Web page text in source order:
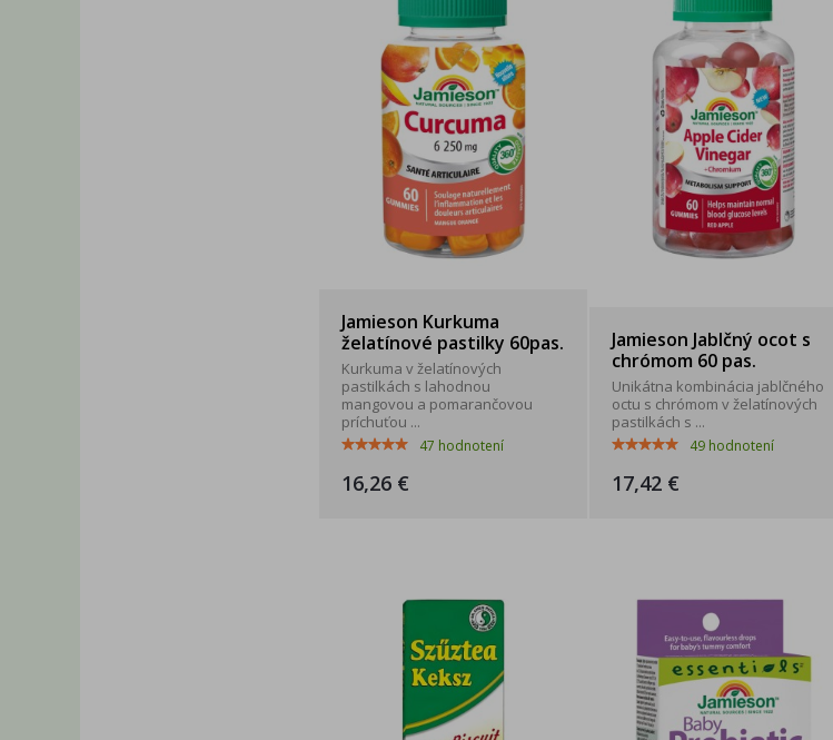
Jamieson Kurkuma
želatínové pastilky 60pas.
Kurkuma v želatínových
pastilkách s lahodnou
mangovou a pomarančovou
príchuťou ...
47 hodnotení
16,26 €
Jamieson Jablčný ocot s
chrómom 60 pas.
Unikátna kombinácia jablčného
octu s chrómom v želatínových
pastilkách s ...
49 hodnotení
17,42 €